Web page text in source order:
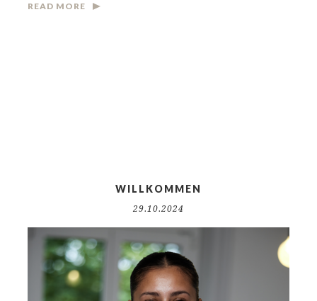
READ MORE
WILLKOMMEN
29.10.2024